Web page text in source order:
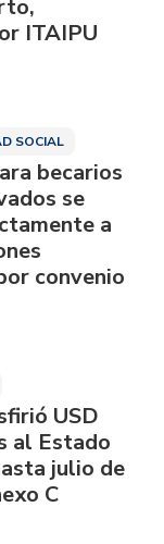
ITAIPU
SOCIAL
becarios
se
a
convenio
USD
al Estado
julio de
C